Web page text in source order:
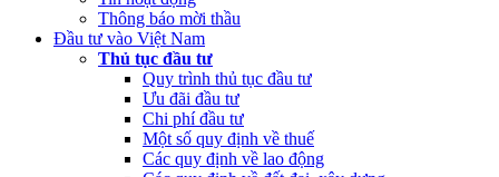
2022 của Ban Quản lý dự án Nâng cấp và phát triển Hệ thống
thông tin quốc gia về đầu tư
(Thứ Hai, 20/03/2023 05:26)Báo cáo tình hình thực hiện dự toán
NSNN Quý 4 và cả năm 2022
(Thứ Hai, 20/03/2023 05:17)Công bố công khai quyết toán ngân
sách nhà nước năm 2022 cùa Trung tâm Xúc tiến đầu tư phía Bắc
Thông báo mời thầu
Đầu tư vào Việt Nam
Thủ tục đầu tư
Quy trình thủ tục đầu tư
Ưu đãi đầu tư
Chi phí đầu tư
Một số quy định về thuế
Các quy định về lao động